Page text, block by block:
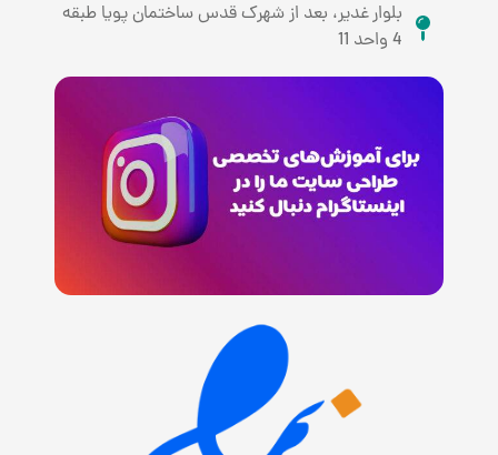
بلوار غدیر، بعد از شهرک قدس ساختمان پویا طبقه
4 واحد 11